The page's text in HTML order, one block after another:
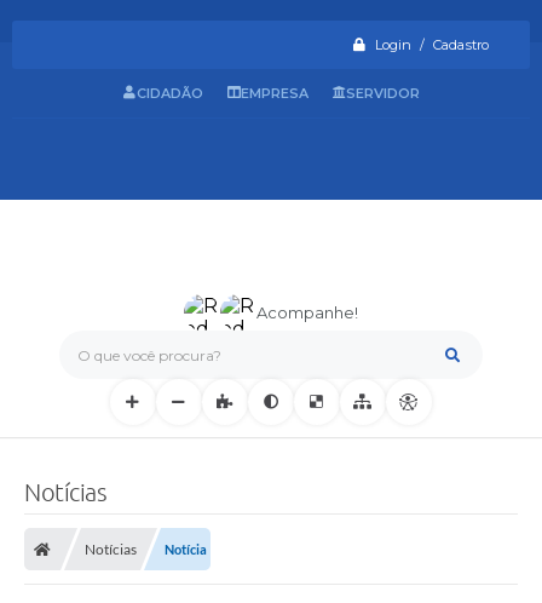
Login / Cadastro
O que você procura?
Acompanhe!
CIDADÃO EMPRESA SERVIDOR
Notícias
Notícias Notícia